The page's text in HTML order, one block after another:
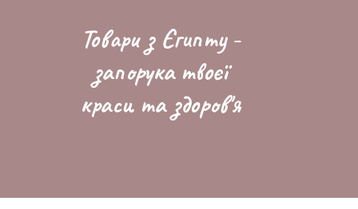
Товари з Єгипту -
запорука твоєї
краси та здоров'я